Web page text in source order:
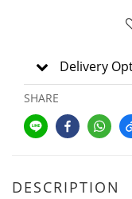
Delivery
SHARE
DESCRIPTION